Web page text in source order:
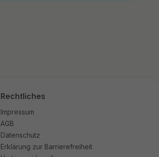
Rechtliches
Impressum
AGB
Datenschutz
Erklärung zur Barrierefreiheit